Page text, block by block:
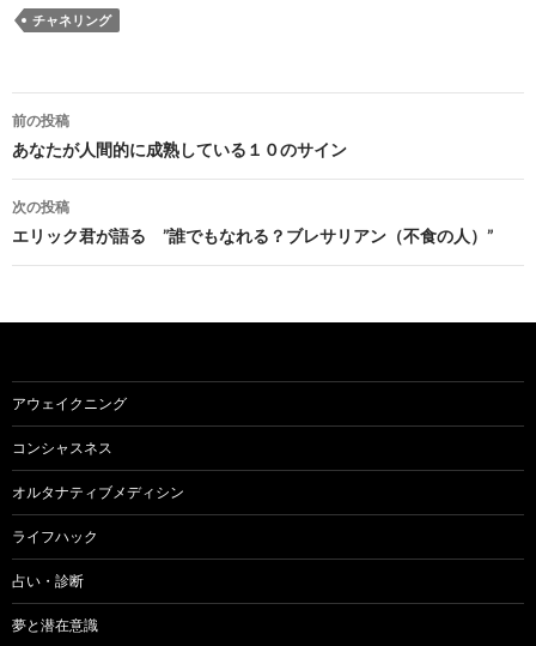
チャネリング
投
稿
ナ
ビ
ゲ
ー
ョ
ン
前の投稿
あなたが人間的に成熟している１０のサイン
次の投稿
エリック君が語る ”誰でもなれる？ブレサリアン（不食の人）”
アウェイクニング
コンシャスネス
オルタナティブメディシン
ライフハック
占い・診断
夢と潜在意識